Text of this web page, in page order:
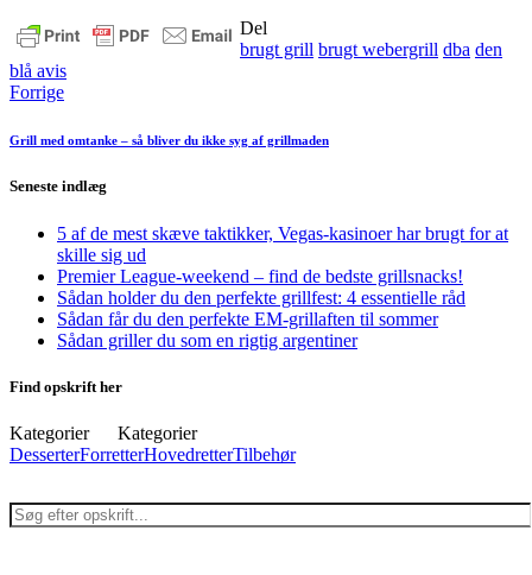
Del
brugt grill brugt webergrill dba den
blå avis
Forrige
Grill med omtanke – så bliver du ikke syg af grillmaden
Seneste indlæg
5 af de mest skæve taktikker, Vegas-kasinoer har brugt for at
skille sig ud
Premier League-weekend – find de bedste grillsnacks!
Sådan holder du den perfekte grillfest: 4 essentielle råd
Sådan får du den perfekte EM-grillaften til sommer
Sådan griller du som en rigtig argentiner
Find opskrift her
Kategorier
Kategorier
DesserterForretterHovedretterTilbehør